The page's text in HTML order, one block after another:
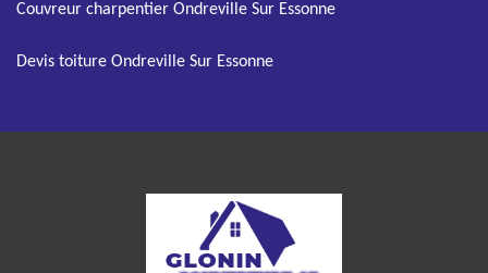
Couvreur charpentier Ondreville Sur Essonne
Devis toiture Ondreville Sur Essonne